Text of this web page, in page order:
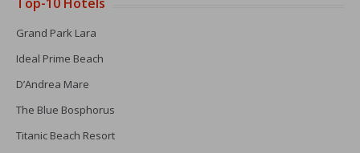
Grand Park Lara
Ideal Prime Beach
D’Andrea Mare
The Blue Bosphorus
Titanic Beach Resort